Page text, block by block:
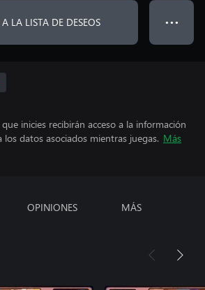
LA LISTA DE DESEOS ● ● ●
inicies recibirán acceso a la información
datos asociados mientras juegas. Más
OPINIONES MÁS